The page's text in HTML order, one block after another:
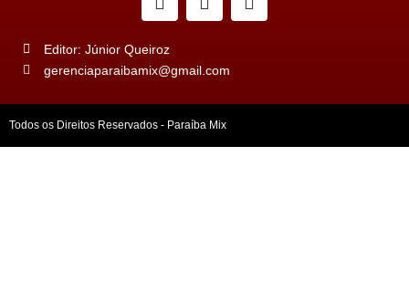
Editor: Júnior Queiroz
gerenciaparaibamix@gmail.com
Todos os Direitos Reservados - Paraíba Mix